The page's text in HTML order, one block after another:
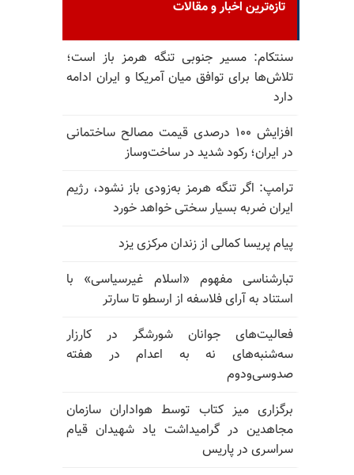
تازه‌ترین اخبار و مقالات
سنتکام: مسیر جنوبی تنگه هرمز باز است؛
تلاش‌ها برای توافق میان آمریکا و ایران ادامه
دارد
افزایش ۱۰۰ درصدی قیمت مصالح ساختمانی
در ایران؛ رکود شدید در ساخت‌وساز
ترامپ: اگر تنگه هرمز به‌زودی باز نشود، رژیم
ایران ضربه بسیار سختی خواهد خورد
پیام پریسا کمالی از زندان مرکزی یزد
تبارشناسی مفهوم «اسلام غیرسیاسی» با
استناد به آرای فلاسفه از ارسطو تا سارتر
فعالیت‌های جوانان شورشگر در کارزار
سه‌شنبه‌های نه به اعدام در هفته
صدوسی‌و‌دوم
برگزاری میز کتاب توسط هواداران سازمان
مجاهدین در گرامیداشت یاد شهیدان قیام
سراسری در پاریس